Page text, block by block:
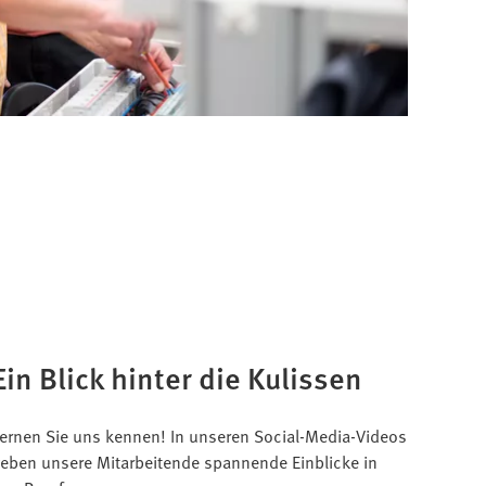
Blick hinter die Kulissen
Sie uns kennen! In unseren Social-Media-Videos
unsere Mitarbeitende spannende Einblicke in